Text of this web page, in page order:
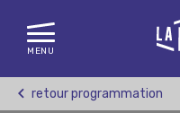
Skip
to
MENU
retour programmation